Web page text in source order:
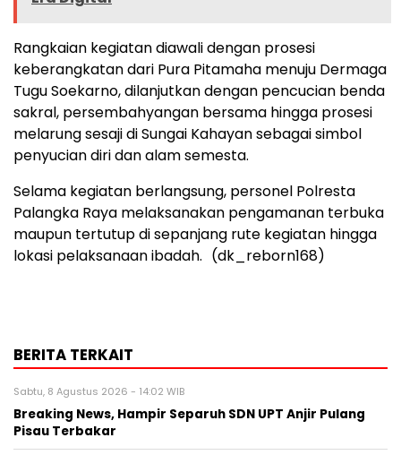
Rangkaian kegiatan diawali dengan prosesi
keberangkatan dari Pura Pitamaha menuju Dermaga
Tugu Soekarno, dilanjutkan dengan pencucian benda
sakral, persembahyangan bersama hingga prosesi
melarung sesaji di Sungai Kahayan sebagai simbol
penyucian diri dan alam semesta.
Selama kegiatan berlangsung, personel Polresta
Palangka Raya melaksanakan pengamanan terbuka
maupun tertutup di sepanjang rute kegiatan hingga
lokasi pelaksanaan ibadah. (dk_reborn168)
BERITA TERKAIT
Sabtu, 8 Agustus 2026 - 14:02 WIB
Breaking News, Hampir Separuh SDN UPT Anjir Pulang
Pisau Terbakar